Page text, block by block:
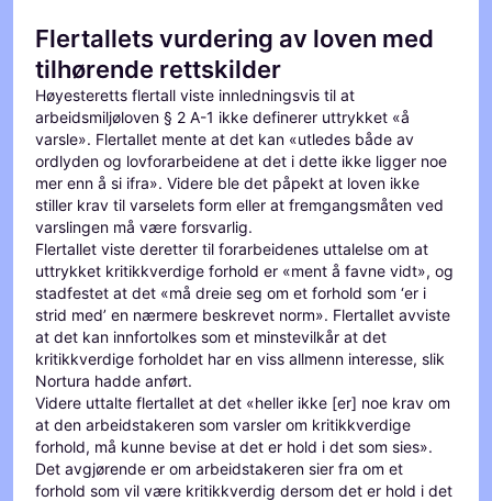
Flertallets vurdering av loven med
tilhørende rettskilder
Høyesteretts flertall viste innledningsvis til at
arbeidsmiljøloven § 2 A-1 ikke definerer uttrykket «å
varsle». Flertallet mente at det kan «utledes både av
ordlyden og lovforarbeidene at det i dette ikke ligger noe
mer enn å si ifra». Videre ble det påpekt at loven ikke
stiller krav til varselets form eller at fremgangsmåten ved
varslingen må være forsvarlig.
Flertallet viste deretter til forarbeidenes uttalelse om at
uttrykket kritikkverdige forhold er «ment å favne vidt», og
stadfestet at det «må dreie seg om et forhold som ‘er i
strid med’ en nærmere beskrevet norm». Flertallet avviste
at det kan innfortolkes som et minstevilkår at det
kritikkverdige forholdet har en viss allmenn interesse, slik
Nortura hadde anført.
Videre uttalte flertallet at det «heller ikke [er] noe krav om
at den arbeidstakeren som varsler om kritikkverdige
forhold, må kunne bevise at det er hold i det som sies».
Det avgjørende er om arbeidstakeren sier fra om et
forhold som vil være kritikkverdig dersom det er hold i det